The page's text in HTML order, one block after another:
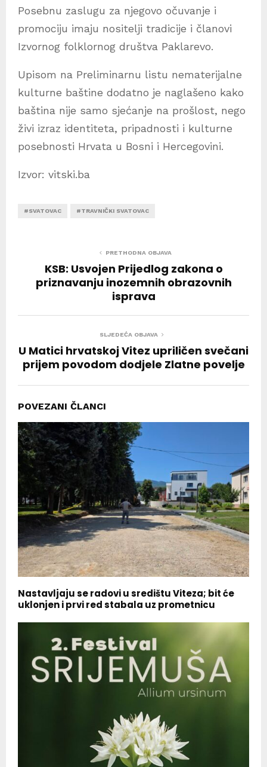
Posebnu zaslugu za njegovo očuvanje i
promociju imaju nositelji tradicije i članovi
Izvornog folklornog društva Paklarevo.
Upisom na Preliminarnu listu nematerijalne
kulturne baštine dodatno je naglašeno kako
baština nije samo sjećanje na prošlost, nego
živi izraz identiteta, pripadnosti i kulturne
posebnosti Hrvata u Bosni i Hercegovini.
Izvor: vitski.ba
#SVATOVAC #TRAVNIČKI SVATOVAC
PRETHODNA OBJAVA
KSB: Usvojen Prijedlog zakona o
priznavanju inozemnih obrazovnih
isprava
SLJEDEĆA OBJAVA
U Matici hrvatskoj Vitez upriličen svečani
prijem povodom dodjele Zlatne povelje
POVEZANI ČLANCI
Nastavljaju se radovi u središtu Viteza; bit će
uklonjen i prvi red stabala uz prometnicu